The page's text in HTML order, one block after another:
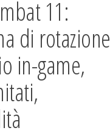
11:
di rotazione
in-game,